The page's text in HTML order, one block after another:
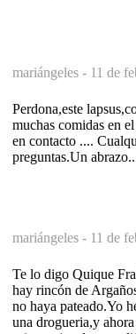
mariángeles - 11 de
Perdona,este
muchas comidas en
en contacto ....
preguntas.Un
mariángeles - 11 de
Te lo digo Quique
hay rincón de
no haya pateado.Yo
una drogueria,y